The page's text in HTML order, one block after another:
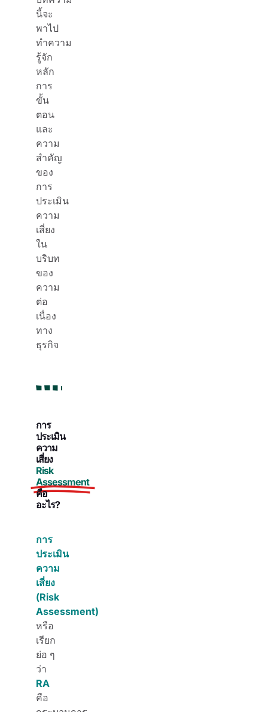
นี้จะ
พาไป
ทำความ
รู้จัก
หลัก
การ
ขั้น
ตอน
และ
ความ
สำคัญ
ของ
การ
ประเมิน
ความ
เสี่ยง
ใน
บริบท
ของ
ความ
ต่อ
เนื่อง
ทาง
ธุรกิจ
การ
ประเมิน
ความ
เสี่ยง
Risk
Assessment
คือ
อะไร?
การ
ประเมิน
ความ
เสี่ยง
(Risk
Assessment)
หรือ
เรียก
ย่อ ๆ
ว่า
RA
คือ